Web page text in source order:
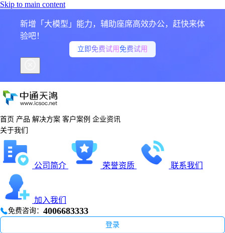
Skip to main content
新增「大模型」能力，辅助座席高效办公，赶快来体
验吧！
立即免费试用免费试用
首页 产品 解决方案 客户案例 企业资讯
关于我们
公司简介 荣誉资质 联系我们
加入我们
免费咨询： 4006683333
登录